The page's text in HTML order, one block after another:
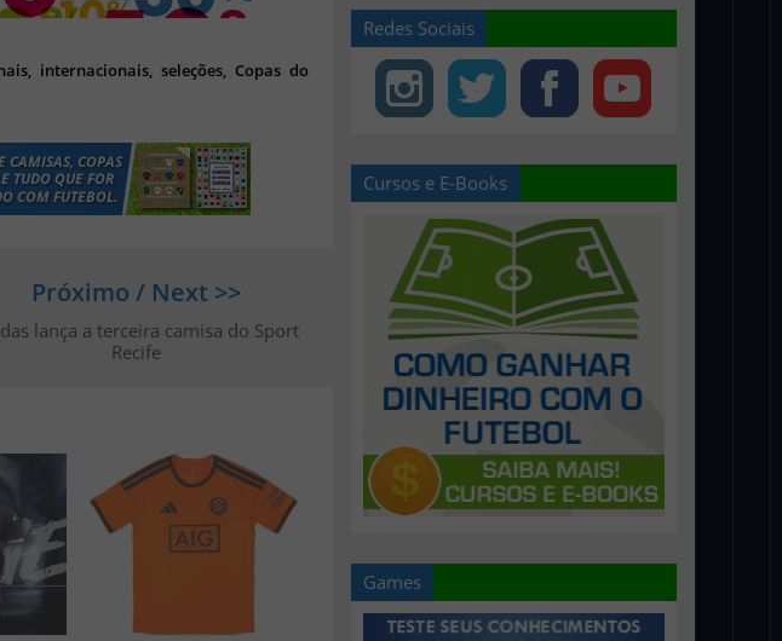
internacionais, seleções, Copas do
Próximo / Next >>
lança a terceira camisa do Sport
Recife
Redes Sociais
Cursos e E-Books
Games